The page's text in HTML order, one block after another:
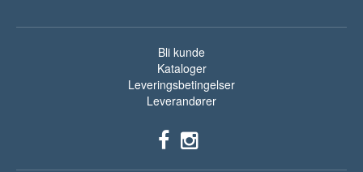
Bli kunde
Kataloger
Leveringsbetingelser
Leverandører